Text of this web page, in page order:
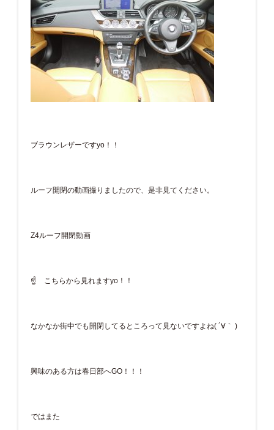
ブラウンレザーですyo！！
ルーフ開閉の動画撮りましたので、是非見てください。
Z4ルーフ開閉動画
☝ こちらから見れますyo！！
なかなか街中でも開閉してるところって見ないですよね( ´∀｀ )
興味のある方は春日部へGO！！！
ではまた